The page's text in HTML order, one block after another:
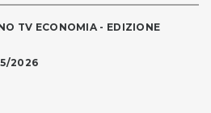
TV ECONOMIA - EDIZIONE
2026